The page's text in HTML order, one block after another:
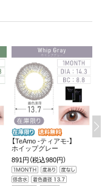
【TeAmo -ティアモ-】
ホイップグレー
891円 （税込980円）